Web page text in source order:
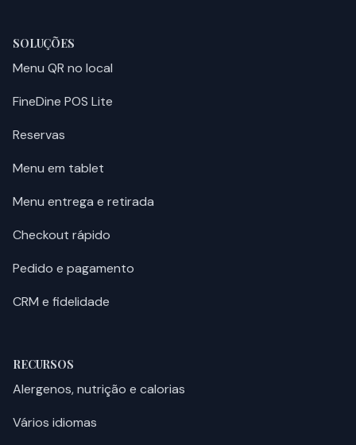
SOLUÇÕES
Menu QR no local
FineDine POS Lite
Reservas
Menu em tablet
Menu entrega e retirada
Checkout rápido
Pedido e pagamento
CRM e fidelidade
RECURSOS
Alergenos, nutrição e calorias
Vários idiomas